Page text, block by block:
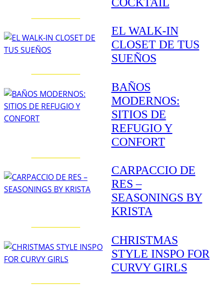
EL WALK-IN
CLOSET DE TUS
SUEÑOS
BAÑOS
MODERNOS:
SITIOS DE
REFUGIO Y
CONFORT
CARPACCIO DE
RES –
SEASONINGS BY
KRISTA
CHRISTMAS
STYLE INSPO FOR
CURVY GIRLS